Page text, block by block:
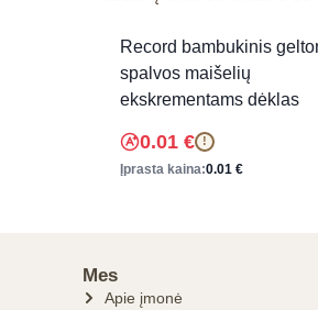
Record bambukinis
spalvos maišelių
ekskrementams dėklas
0.01 € !
Įprasta kaina:0.01 €
Mes
Apie įmonė